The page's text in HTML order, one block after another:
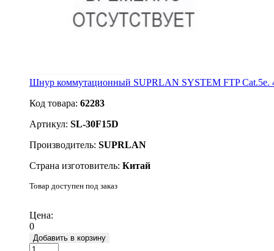
Шнур коммутационный SUPRLAN SYSTEM FTP Cat.5e.
Код товара: 62283
Артикул: SL-30F15D
Производитель: SUPRLAN
Страна изготовитель: Китай
Товар доступен под заказ
Цена:
0
Добавить в корзину